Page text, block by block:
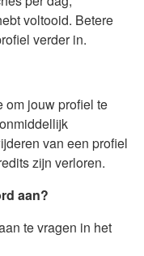
voltooid. Betere
verder in.
om jouw profiel te
van een profiel
zijn verloren.
aan?
te vragen in het